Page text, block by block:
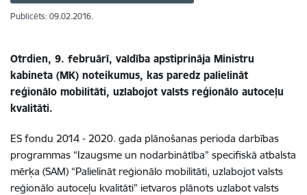
Publicēts: 09.02.2016.
Otrdien, 9. februārī, valdība apstiprināja Ministru
kabineta (MK) noteikumus, kas paredz palielināt
reģionālo mobilitāti, uzlabojot valsts reģionālo autoceļu
kvalitāti.
ES fondu 2014 - 2020. gada plānošanas perioda darbības
programmas “Izaugsme un nodarbinātība” specifiskā atbalsta
mērķa (SAM) “Palielināt reģionālo mobilitāti, uzlabojot valsts
reģionālo autoceļu kvalitāti” ietvaros plānots uzlabot valsts